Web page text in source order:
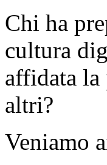
Chi ha
cultura
affidata la
altri?
Veniamo